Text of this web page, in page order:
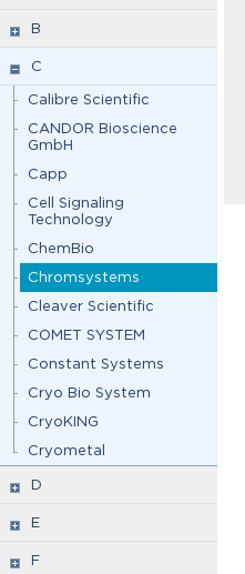
B
C
Calibre Scientific
CANDOR Bioscience
GmbH
Capp
Cell Signaling
Technology
ChemBio
Chromsystems
Cleaver Scientific
COMET SYSTEM
Constant Systems
Cryo Bio System
CryoKING
Cryometal
D
E
F